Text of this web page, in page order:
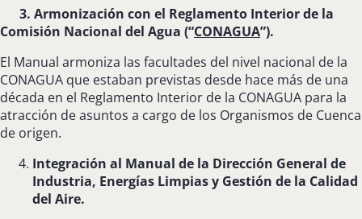
3. Armonización con el Reglamento Interior de la
Comisión Nacional del Agua (“CONAGUA”).
El Manual armoniza las facultades del nivel nacional de la
CONAGUA que estaban previstas desde hace más de una
década en el Reglamento Interior de la CONAGUA para la
atracción de asuntos a cargo de los Organismos de Cuenca
de origen.
Integración al Manual de la Dirección General de
Industria, Energías Limpias y Gestión de la Calidad
del Aire.